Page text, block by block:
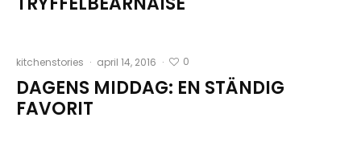
kitchenstories · april 14, 2016 · 0
DAGENS MIDDAG: EN STÄNDIG
FAVORIT